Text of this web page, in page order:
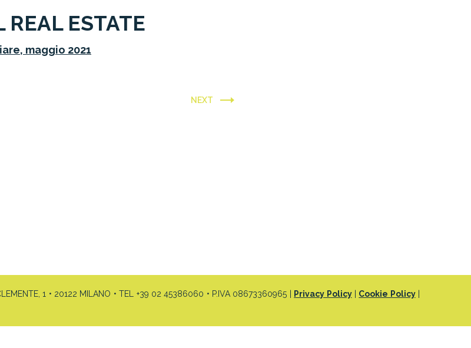
REAL ESTATE
maggio 2021
NEXT
1 • 20122 MILANO • TEL +39 02 45386060 • P.IVA 08673360965 | Privacy Policy| Cookie Policy|